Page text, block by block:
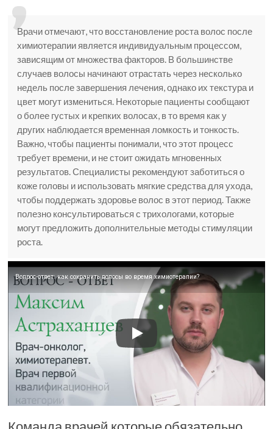
Врачи отмечают, что восстановление роста волос после
химиотерапии является индивидуальным процессом,
зависящим от множества факторов. В большинстве
случаев волосы начинают отрастать через несколько
недель после завершения лечения, однако их текстура и
цвет могут измениться. Некоторые пациенты сообщают
о более густых и крепких волосах, в то время как у
других наблюдается временная ломкость и тонкость.
Важно, чтобы пациенты понимали, что этот процесс
требует времени, и не стоит ожидать мгновенных
результатов. Специалисты рекомендуют заботиться о
коже головы и использовать мягкие средства для ухода,
чтобы поддержать здоровье волос в этот период. Также
полезно консультироваться с трихологами, которые
могут предложить дополнительные методы стимуляции
роста.
Вопрос-ответ: как сохранить волосы во время химиотерапии?